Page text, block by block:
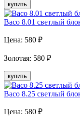
купить
Baco 8.01 светлый
Цена: 580 ₽
Золотая: 580 ₽
купить
Baco 8.25 светлый
Цена: 580 ₽